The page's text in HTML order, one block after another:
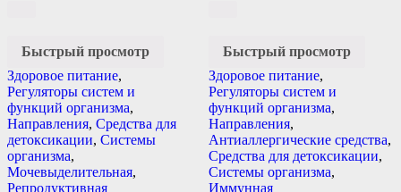
Быстрый просмотр
Здоровое питание,
Регуляторы систем и
функций организма,
Направления, Средства для
детоксикации, Системы
организма,
Мочевыделительная,
Репродуктивная
Быстрый просмотр
Здоровое питание,
Регуляторы систем и
функций организма,
Направления,
Антиаллергические средства,
Средства для детоксикации,
Системы организма,
Иммунная